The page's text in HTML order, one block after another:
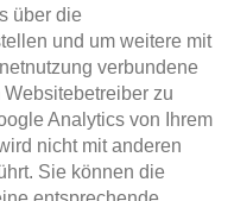
über die
und um weitere mit
verbundene
zu
Analytics von Ihrem
nicht mit anderen
Sie können die